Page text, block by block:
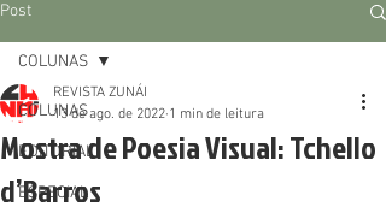
Post
COLUNAS
EDITORIAL
ESPECIAL
COLUNAS
Mostra de Poesia Visual: Tchello
d’Barros
REVISTA ZUNÁI
13 de ago. de 2022 1 min de leitura